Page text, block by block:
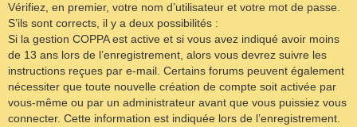
Vérifiez, en premier, votre nom d’utilisateur et votre mot de passe.
S’ils sont corrects, il y a deux possibilités :
Si la gestion COPPA est active et si vous avez indiqué avoir moins
de 13 ans lors de l’enregistrement, alors vous devrez suivre les
instructions reçues par e-mail. Certains forums peuvent également
nécessiter que toute nouvelle création de compte soit activée par
vous-même ou par un administrateur avant que vous puissiez vous
connecter. Cette information est indiquée lors de l’enregistrement.